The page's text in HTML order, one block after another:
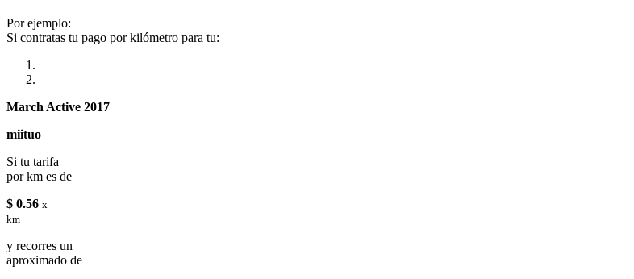
Por ejemplo:
Si contratas tu pago por kilómetro para tu:
March Active 2017
miituo
Si tu tarifa
por km es de
$ 0.56 x
km
y recorres un
aproximado de